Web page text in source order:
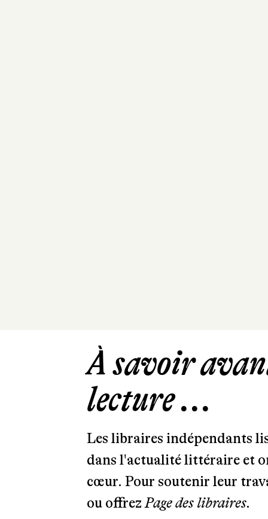
À savoir
lecture ...
Les libraires indépendants
dans l'actualité littéraire et
cœur. Pour soutenir leur
ou offrezPage des libraires.